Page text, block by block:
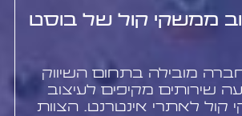
ממשקי קול של בוסט
מובילה בתחום השיווק
שירותים מקיפים לעיצוב
קול לאתרי אינטרנט. הצוות